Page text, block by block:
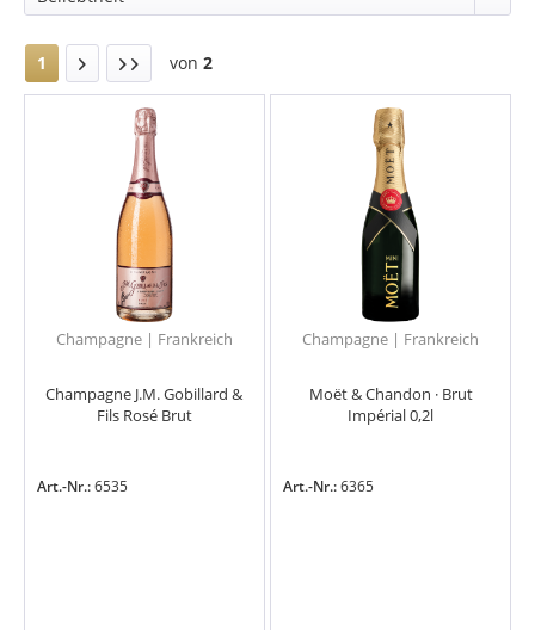
1 von 2
Champagne | Frankreich
Champagne J.M. Gobillard &
Fils Rosé Brut
Art.-Nr.:6535
Champagne | Frankreich
Moët & Chandon · Brut
Impérial 0,2l
Art.-Nr.:6365